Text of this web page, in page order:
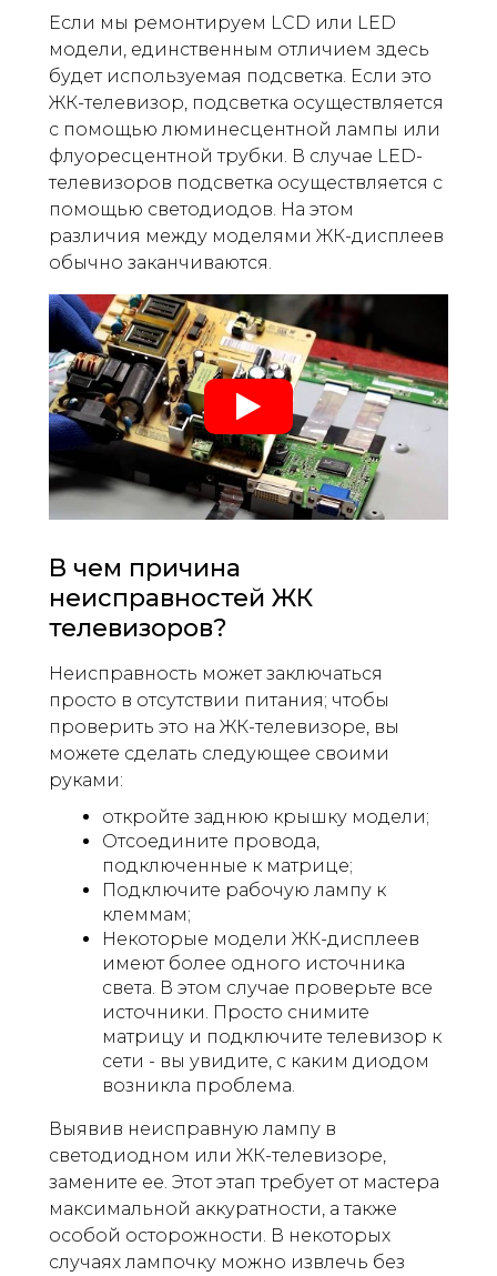
Если мы ремонтируем LCD или LED
модели, единственным отличием здесь
будет используемая подсветка. Если это
ЖК-телевизор, подсветка осуществляется
с помощью люминесцентной лампы или
флуоресцентной трубки. В случае LED-
телевизоров подсветка осуществляется с
помощью светодиодов. На этом
различия между моделями ЖК-дисплеев
обычно заканчиваются.
В чем причина
неисправностей ЖК
телевизоров?
Неисправность может заключаться
просто в отсутствии питания; чтобы
проверить это на ЖК-телевизоре, вы
можете сделать следующее своими
руками:
откройте заднюю крышку модели;
Отсоедините провода,
подключенные к матрице;
Подключите рабочую лампу к
клеммам;
Некоторые модели ЖК-дисплеев
имеют более одного источника
света. В этом случае проверьте все
источники. Просто снимите
матрицу и подключите телевизор к
сети - вы увидите, с каким диодом
возникла проблема.
Выявив неисправную лампу в
светодиодном или ЖК-телевизоре,
замените ее. Этот этап требует от мастера
максимальной аккуратности, а также
особой осторожности. В некоторых
случаях лампочку можно извлечь без